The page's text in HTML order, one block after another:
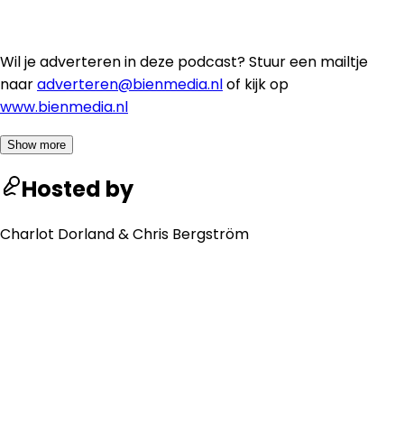
Wil je adverteren in deze podcast? Stuur een mailtje
naaradverteren@bienmedia.nlof kijk op
www.bienmedia.nl
Show more
Hosted by
Charlot Dorland & Chris Bergström